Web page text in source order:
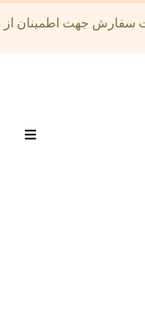
سفارش جهت اطمینان از
Open